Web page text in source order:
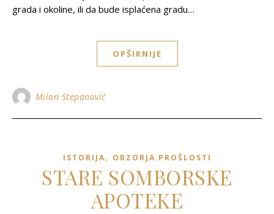
grada i okoline, ili da bude isplaćena gradu…
OPŠIRNIJE
Milan Stepanović
ISTORIJA, OBZORJA PROŠLOSTI
STARE SOMBORSKE
APOTEKE